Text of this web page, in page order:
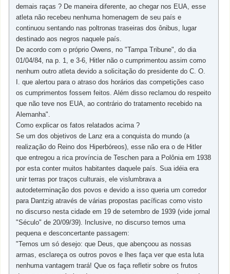
demais raças ? De maneira diferente, ao chegar nos EUA, esse
atleta não recebeu nenhuma homenagem de seu país e
continuou sentando nas poltronas traseiras dos ônibus, lugar
destinado aos negros naquele país.
De acordo com o próprio Owens, no "Tampa Tribune", do dia
01/04/84, na p. 1, e 3-6, Hitler não o cumprimentou assim como
nenhum outro atleta devido a solicitação do presidente do C. O.
I. que alertou para o atraso dos horários das competições caso
os cumprimentos fossem feitos. Além disso reclamou do respeito
que não teve nos EUA, ao contrário do tratamento recebido na
Alemanha".
Como explicar os fatos relatados acima ?
Se um dos objetivos de Lanz era a conquista do mundo (a
realização do Reino dos Hiperbóreos), esse não era o de Hitler
que entregou a rica província de Teschen para a Polônia em 1938
por esta conter muitos habitantes daquele país. Sua idéia era
unir terras por traços culturais, ele vislumbrava a
autodeterminação dos povos e devido a isso queria um corredor
para Dantzig através de várias propostas pacíficas como visto
no discurso nesta cidade em 19 de setembro de 1939 (vide jornal
"Século" de 20/09/39). Inclusive, no discurso temos uma
pequena e desconcertante passagem:
"Temos um só desejo: que Deus, que abençoou as nossas
armas, esclareça os outros povos e lhes faça ver que esta luta
nenhuma vantagem trará! Que os faça refletir sobre os frutos